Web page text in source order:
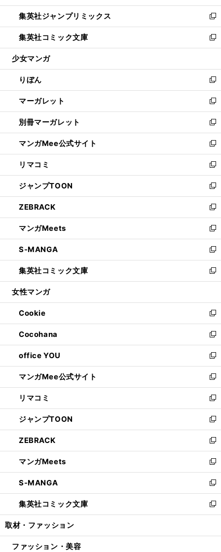
開
く
ウ
で
開
く
ン
ド
ウ
で
開
ウ
ィ
ン
ド
ウ
開
く
し
い
ウ
ィ
ン
ウ
で
開
く
集英社ジャンプリミックス
新
し
い
ウ
ン
ド
ウ
で
開
く
集英社コミック文庫
新
し
ウ
ィ
ン
ド
ウ
で
開
く
少女マンガ
りぼん
新
し
い
ウ
ィ
ン
ド
ウ
で
開
く
マーガレット
新
し
い
ウ
ィ
ン
ド
ウ
で
開
く
別冊マーガレット
新
し
い
ウ
ィ
ン
ド
ウ
で
開
く
マンガMee公式サイト
新
し
い
ウ
ィ
ン
ド
ウ
で
開
く
リマコミ
新
し
い
ウ
ィ
ン
ド
ウ
で
開
く
ジャンプTOON
新
し
い
ウ
ィ
ン
ド
ウ
で
開
ZEBRACK
新
し
い
ウ
ィ
ン
ド
ウ
開
く
マンガMeets
新
し
い
ウ
ィ
ン
ウ
で
開
く
S-MANGA
新
し
い
ウ
ン
ド
ウ
で
開
く
集英社コミック文庫
新
し
ウ
ィ
ン
ド
ウ
で
開
く
女性マンガ
Cookie
新
し
い
ウ
ィ
ン
ド
ウ
で
開
く
Cocohana
新
し
い
ウ
ィ
ン
ド
ウ
で
開
く
office YOU
新
し
い
ウ
ィ
ン
ド
ウ
で
開
く
マンガMee公式サイト
新
し
い
ウ
ィ
ン
ド
ウ
で
開
く
リマコミ
新
し
い
ウ
ィ
ン
ド
ウ
で
開
く
ジャンプTOON
新
し
い
ウ
ィ
ン
ド
ウ
で
開
ZEBRACK
新
し
い
ウ
ィ
ン
ド
ウ
開
マンガMeets
新
し
い
ウ
ィ
ン
ウ
S-MANGA
新
し
い
ウ
ン
集英社コミック文庫
新
し
ウ
取材・ファッション
ファッション・美容